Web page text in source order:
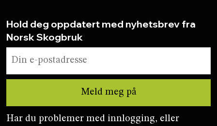
Hold deg oppdatert med nyhetsbrev fra
Norsk Skogbruk
Har du problemer med innlogging, eller